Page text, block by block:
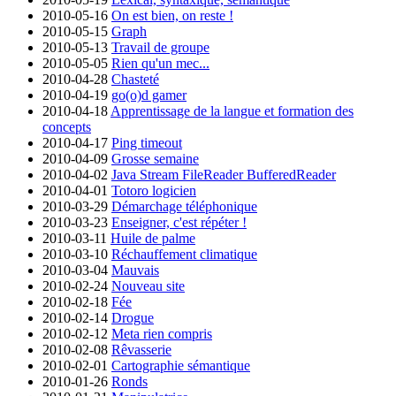
2010-05-16 On est bien, on reste !
2010-05-15 Graph
2010-05-13 Travail de groupe
2010-05-05 Rien qu'un mec...
2010-04-28 Chasteté
2010-04-19 go(o)d gamer
2010-04-18 Apprentissage de la langue et formation des
concepts
2010-04-17 Ping timeout
2010-04-09 Grosse semaine
2010-04-02 Java Stream FileReader BufferedReader
2010-04-01 Totoro logicien
2010-03-29 Démarchage téléphonique
2010-03-23 Enseigner, c'est répéter !
2010-03-11 Huile de palme
2010-03-10 Réchauffement climatique
2010-03-04 Mauvais
2010-02-24 Nouveau site
2010-02-18 Fée
2010-02-14 Drogue
2010-02-12 Meta rien compris
2010-02-08 Rêvasserie
2010-02-01 Cartographie sémantique
2010-01-26 Ronds